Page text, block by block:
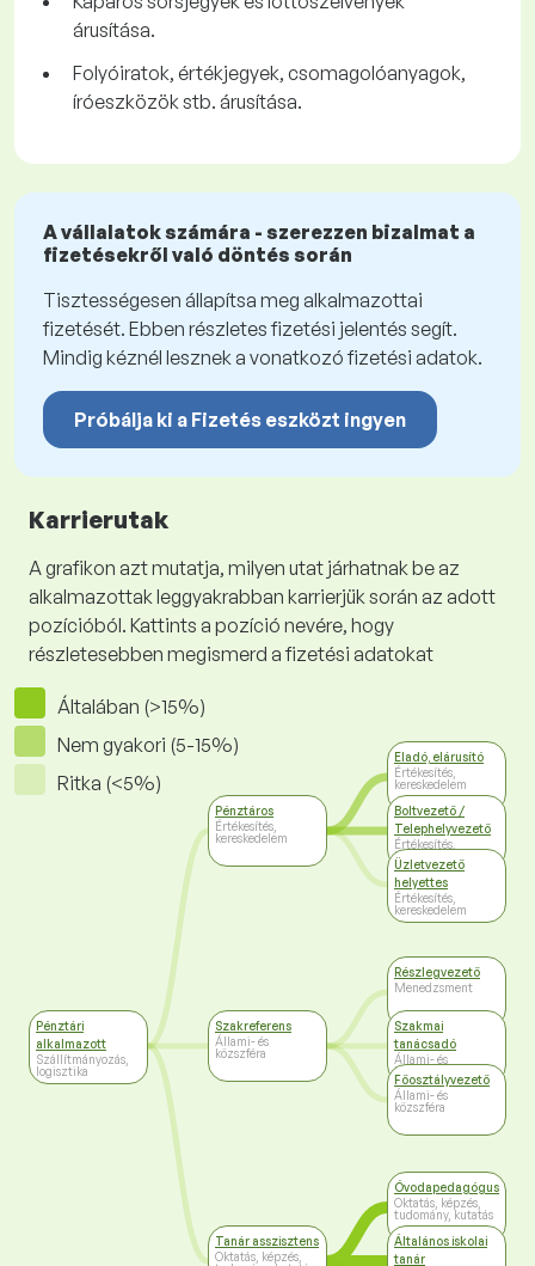
árusítása.
Folyóiratok, értékjegyek, csomagolóanyagok,
íróeszközök stb. árusítása.
A vállalatok számára - szerezzen bizalmat a
fizetésekről való döntés során
Tisztességesen állapítsa meg alkalmazottai
fizetését. Ebben részletes fizetési jelentés segít.
Mindig kéznél lesznek a vonatkozó fizetési adatok.
Próbálja ki a Fizetés eszközt ingyen
Karrierutak
A grafikon azt mutatja, milyen utat járhatnak be az
alkalmazottak leggyakrabban karrierjük során az adott
pozícióból. Kattints a pozíció nevére, hogy
részletesebben megismerd a fizetési adatokat
Általában (>15%)
Nem gyakori (5-15%)
Ritka (<5%)
Pénztári
alkalmazott
Szállítmányozás,
logisztika
Pénztáros
Értékesítés,
kereskedelem
Szakreferens
Állami- és
közszféra
Tanár asszisztens
Oktatás, képzés,
Eladó, elárusító
Értékesítés,
kereskedelem
Boltvezető /
Telephelyvezető
Értékesítés,
kereskedelem
Üzletvezető
helyettes
Értékesítés,
kereskedelem
Részlegvezető
Menedzsment
Szakmai
tanácsadó
Állami- és
közszféra
Főosztályvezető
Állami- és
közszféra
Óvodapedagógus
Oktatás, képzés,
tudomány, kutatás
Általános iskolai
tanár